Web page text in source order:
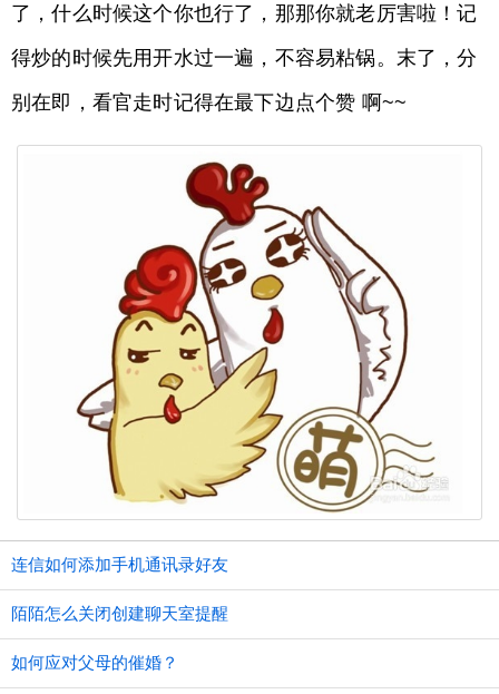
了，什么时候这个你也行了，那那你就老厉害啦！记
得炒的时候先用开水过一遍，不容易粘锅。末了，分
别在即，看官走时记得在最下边点个赞 啊~~
连信如何添加手机通讯录好友
陌陌怎么关闭创建聊天室提醒
如何应对父母的催婚？